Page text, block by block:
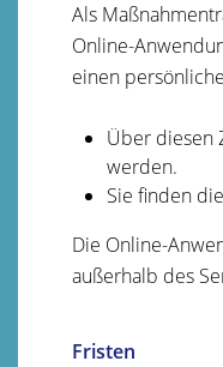
Als
Online-
einen
Über diesen
werden.
Sie finden
Die Online-
außerhalb des
Fristen